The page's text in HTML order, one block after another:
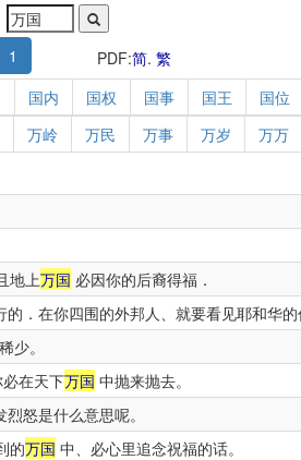
1 PDF:简. 繁
国内 国权 国事 国王 国位
万岭 万民 万事 万岁 万万
地上万国 必因你的后裔得福．
的．在你四围的外邦人、就要看见耶和华
少。
在天下万国 中抛来抛去。
怒是什么意思呢。
的万国 中、必心里追念祝福的话。